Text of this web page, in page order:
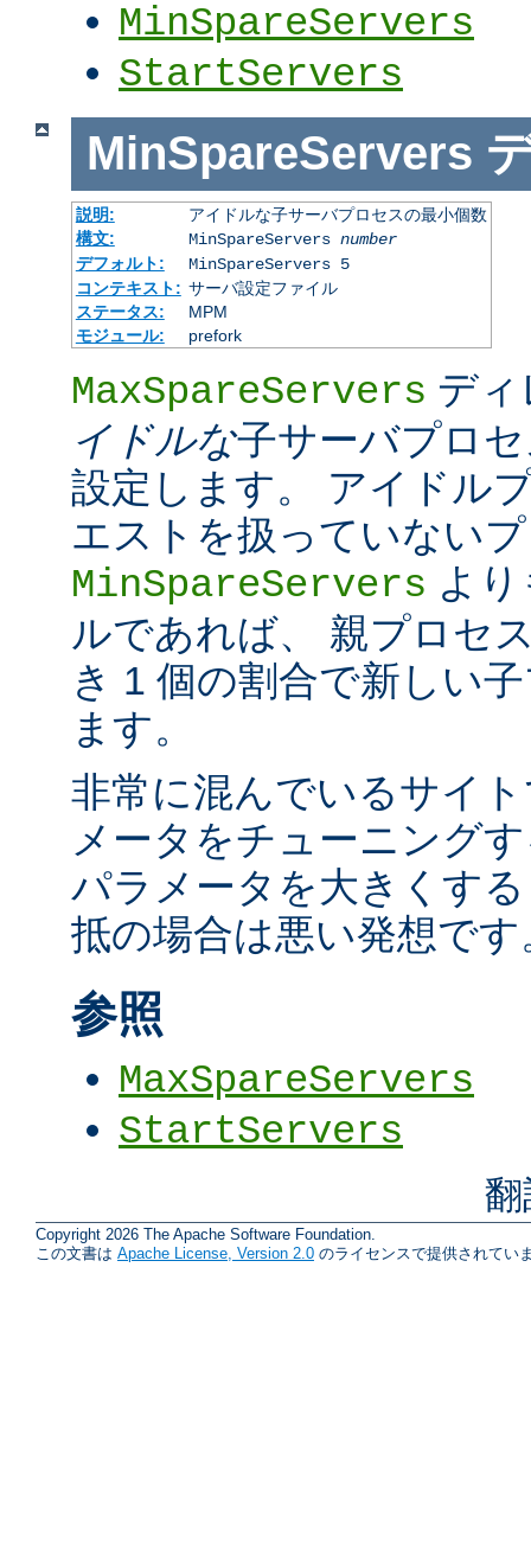
MinSpareServers
StartServers
MinSpareServers
説明:
アイドルな子サーバプロセスの最小個数
構文:
MinSpareServers number
デフォルト:
MinSpareServers 5
コンテキスト: サーバ設定ファイル
ステータス:
MPM
モジュール:
prefork
MaxSpareServers デ
イドルな子サーバプロ
設定します。 アイドル
エストを扱っていない
MinSpareServers よ
ルであれば、 親プロセ
き 1 個の割合で新しい
ます。
非常に混んでいるサイ
メータをチューニング
パラメータを大きくす
抵の場合は悪い発想です
参照
MaxSpareServers
StartServers
Copyright 2026 The Apache Software Foundation.
この文書は Apache License, Version 2.0 のライセンスで提供されてい